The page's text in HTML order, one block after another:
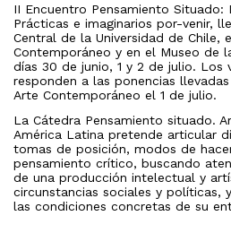
II Encuentro Pensamiento Situado:
Prácticas e imaginarios por-venir,
Central de la Universidad de Chile,
Contemporáneo y en el Museo de
días 30 de junio, 1 y 2 de julio. Los
responden a las ponencias
Arte Contemporáneo el 1 de julio.
La Cátedra Pensamiento situado.
América Latina pretende articular
tomas de posición, modos de
pensamiento crítico, buscando
de una producción intelectual y
circunstancias sociales y políticas,
las condiciones concretas de su